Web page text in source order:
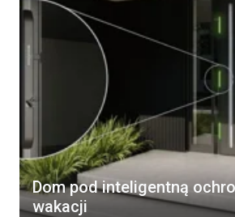
Dom pod inteligentną
wakacji